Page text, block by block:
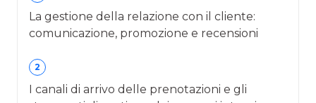
La gestione della relazione con il cliente:
comunicazione, promozione e recensioni
2
I canali di arrivo delle prenotazioni e gli